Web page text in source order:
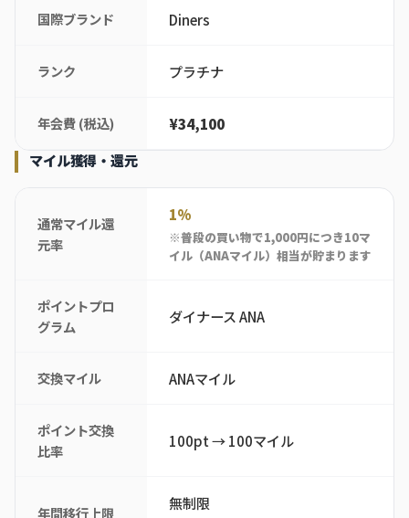
国際ブランド Diners
ランク プラチナ
年会費 (税込) ¥34,100
マイル獲得・還元
通常マイル還
元率
1%
※普段の買い物で1,000円につき10マ
イル（ANAマイル）相当が貯まります
ポイントプロ
グラム
ダイナース ANA
交換マイル ANAマイル
ポイント交換
比率
100pt → 100マイル
年間移行上限
無制限